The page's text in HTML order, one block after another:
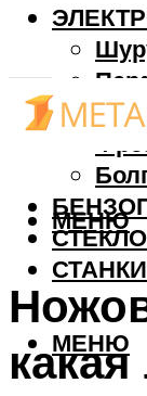
СТАНКИ
МЕНЮ
МЕНЮ